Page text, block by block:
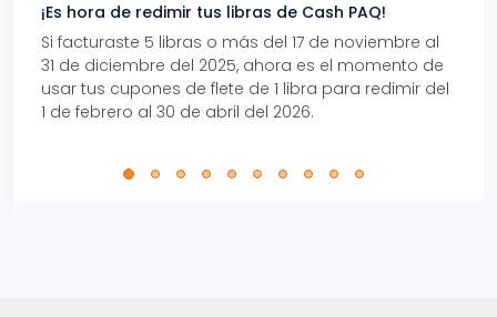
¡Es hora de redimir tus libras de Cash PAQ!
Si facturaste 5 libras o más del 17 de noviembre al
31 de diciembre del 2025, ahora es el momento de
usar tus cupones de flete de 1 libra para redimir del
1 de febrero al 30 de abril del 2026.